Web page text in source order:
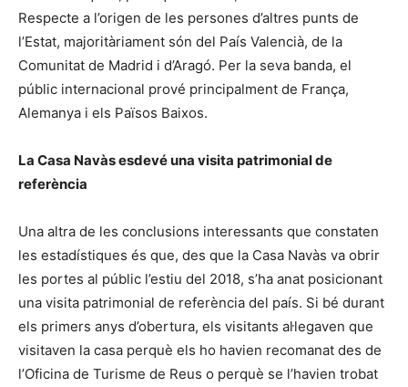
Respecte a l’origen de les persones d’altres punts de
l’Estat, majoritàriament són del País Valencià, de la
Comunitat de Madrid i d’Aragó. Per la seva banda, el
públic internacional prové principalment de França,
Alemanya i els Països Baixos.
La Casa Navàs esdevé una visita patrimonial de
referència
Una altra de les conclusions interessants que constaten
les estadístiques és que, des que la Casa Navàs va obrir
les portes al públic l’estiu del 2018, s’ha anat posicionant
una visita patrimonial de referència del país. Si bé durant
els primers anys d’obertura, els visitants al·legaven que
visitaven la casa perquè els ho havien recomanat des de
l’Oficina de Turisme de Reus o perquè se l’havien trobat